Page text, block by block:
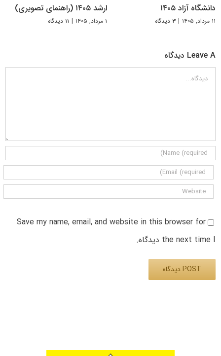
دانشگاه آزاد ۱۴۰۵
۱۱ مرداد, ۱۴۰۵ | ۳ دیدگاه
ارشد ۱۴۰۵ (راهنمای تصویری)
۱ مرداد, ۱۴۰۵ | ۱۱ دیدگاه
Leave A دیدگاه
دیدگاه
Save my name, email, and website in this browser for
the next time I دیدگاه.